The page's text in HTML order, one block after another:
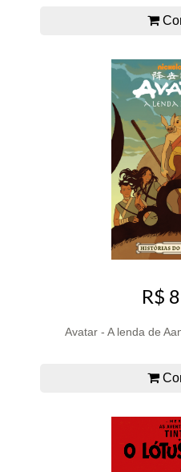
R$
Avatar - A lenda de